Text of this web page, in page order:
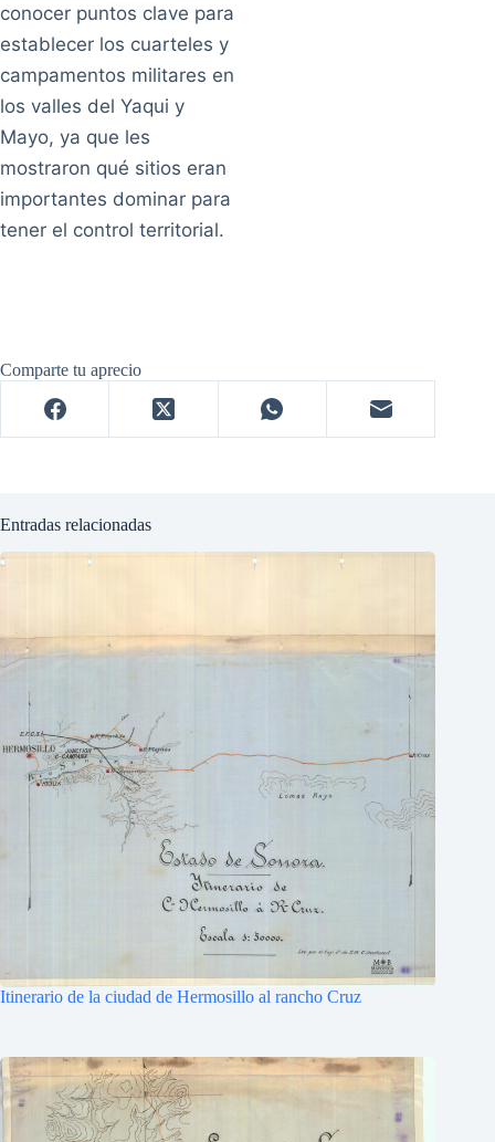
conocer puntos clave para
establecer los cuarteles y
campamentos militares en
los valles del Yaqui y
Mayo, ya que les
mostraron qué sitios eran
importantes dominar para
tener el control territorial.
Comparte tu aprecio
Entradas relacionadas
Itinerario de la ciudad de Hermosillo al rancho Cruz